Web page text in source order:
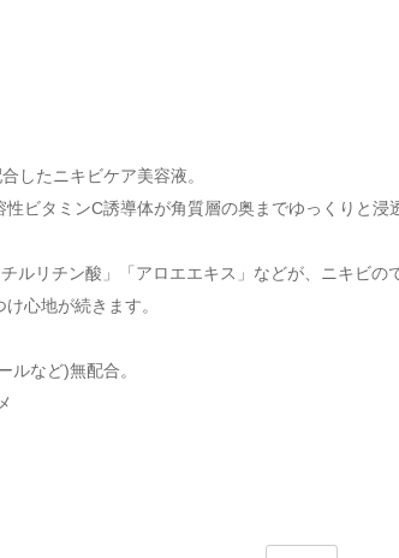
したニキビケア美容液。
ビタミンC誘導体が角質層の奥までゆっくりと
ルリチン酸」「アロエエキス」などが、ニキビの
心地が続きます。
ルなど)無配合。